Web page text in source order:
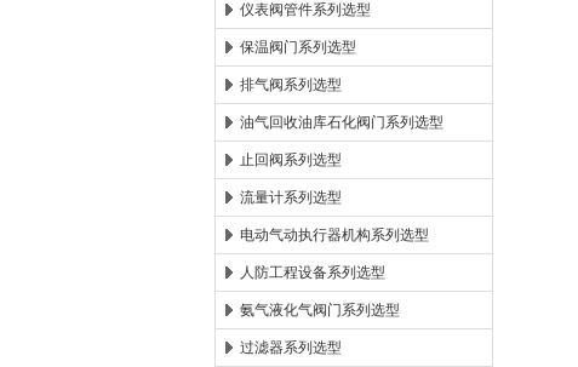
仪表阀管件系列选型
保温阀门系列选型
排气阀系列选型
油气回收油库石化阀门系列选型
止回阀系列选型
流量计系列选型
电动气动执行器机构系列选型
人防工程设备系列选型
氨气液化气阀门系列选型
过滤器系列选型